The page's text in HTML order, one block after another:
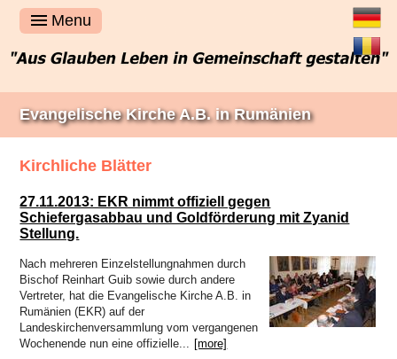
Evangelische Kirche A.B. in Rumänien
Kirchliche Blätter
27.11.2013: EKR nimmt offiziell gegen
Schiefergasabbau und Goldförderung mit Zyanid
Stellung.
Nach mehreren Einzelstellungnahmen durch
Bischof Reinhart Guib sowie durch andere
Vertreter, hat die Evangelische Kirche A.B. in
Rumänien (EKR) auf der
Landeskirchenversammlung vom vergangenen
Wochenende nun eine offizielle... [more]
Deutsch
Română
Menu